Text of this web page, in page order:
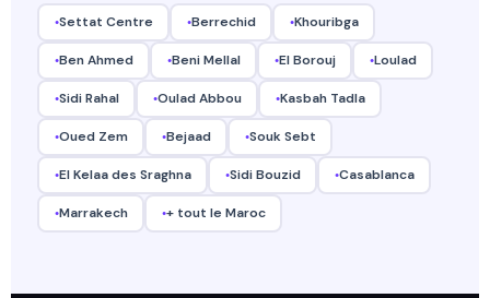
Settat Centre Berrechid Khouribga
Ben Ahmed Beni Mellal El Borouj Loulad
Sidi Rahal Oulad Abbou Kasbah Tadla
Oued Zem Bejaad Souk Sebt
El Kelaa des Sraghna Sidi Bouzid Casablanca
Marrakech + tout le Maroc